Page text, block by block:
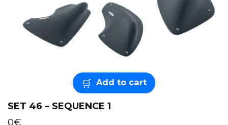
Add to cart
SET 46 – SEQUENCE 1
0€